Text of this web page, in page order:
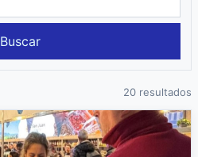
Buscar
20 resultados